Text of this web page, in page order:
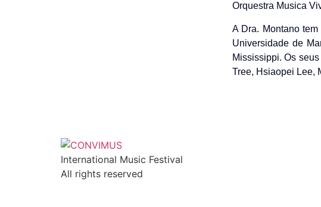
Orquestra Musica
A Dra. Montano
Universidade de
Mississippi. Os
Tree, Hsiaopei Lee,
International Music Festival
All rights reserved